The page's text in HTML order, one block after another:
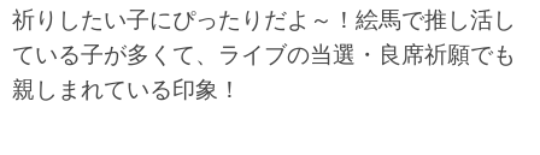
祈りしたい子にぴったりだよ～！絵馬で推し活し
ている子が多くて、ライブの当選・良席祈願でも
親しまれている印象！